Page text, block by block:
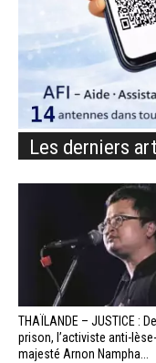
Les derniers
THAÏLANDE – JUSTICE :
prison, l’activiste anti-lèse-
majesté Arnon Nampha...